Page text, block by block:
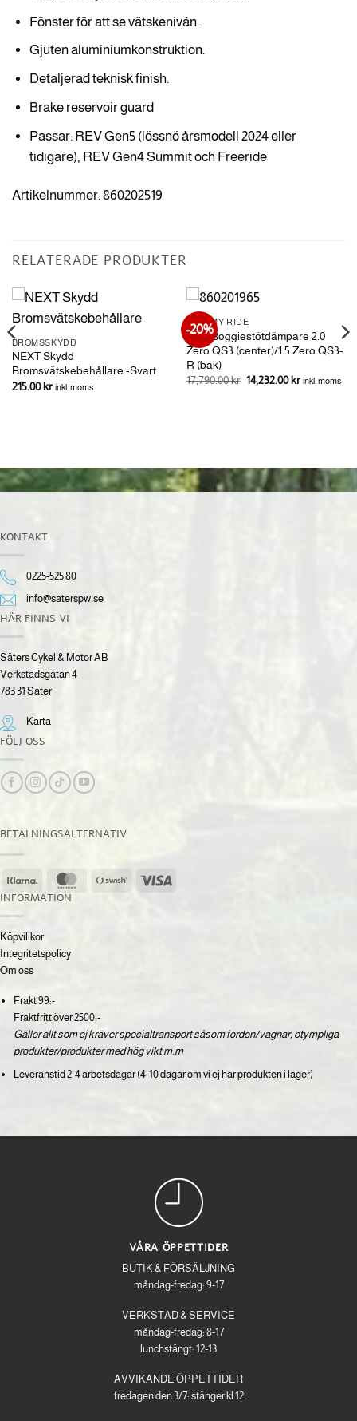
Fönster för att se vätskenivån.
Gjuten aluminiumkonstruktion.
Detaljerad teknisk finish.
Brake reservoir guard
Passar: REV Gen5 (lössnö årsmodell 2024 eller
tidigare), REV Gen4 Summit och Freeride
Artikelnummer: 860202519
RELATERADE PRODUKTER
BROMSSKYDD
NEXT Skydd
Bromsvätskebehållare -Svart
215.00kr inkl. moms
-20%
PIMP MY RIDE
FOX Boggiestötdämpare 2.0
Zero QS3 (center)/1.5 Zero QS3-
R (bak)
17,790.00kr Det
14,232.00krDet
inkl. moms
KONTAKT
0225-525 80
info@saterspw.se
HÄR FINNS VI
Säters Cykel & Motor AB
Verkstadsgatan 4
783 31 Säter
Karta
FÖLJ OSS
BETALNINGSALTERNATIV
Klarna MasterCardSwish
(SE)
INFORMATION
Köpvillkor
Integritetspolicy
Om oss
Frakt 99:-
Fraktfritt över 2500:-
Gäller allt som ej kräver specialtransport såsom fordon/vagnar, otympliga
produkter/produkter med hög vikt m.m
Leveranstid 2-4 arbetsdagar (4-10 dagar om vi ej har produkten i lager)
VÅRA ÖPPETTIDER
BUTIK & FÖRSÄLJNING
måndag-fredag: 9-17
VERKSTAD & SERVICE
måndag-fredag: 8-17
lunchstängt: 12-13
AVVIKANDE ÖPPETTIDER
fredagen den 3/7: stänger kl 12